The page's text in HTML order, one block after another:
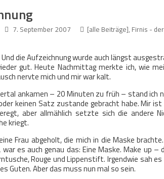
7. September 2007 [alle Beiträge], Firnis -
Und die Aufzeichnung wurde auch längst
gut. Heute Nachmittag merkte ich, wie
nervte mich und mir war kalt.
ankamen – 20 Minuten zu früh – stand ich
keinen Satz zustande gebracht habe. Mir ist
aber allmählich setzte sich die andere
kriegt.
Frau abgeholt, die mich in die Maske
es auch genau das: Eine Maske. Make up –
Rouge und Lippenstift. Irgendwie sah
Guten. Aber das muss nun mal so sein.